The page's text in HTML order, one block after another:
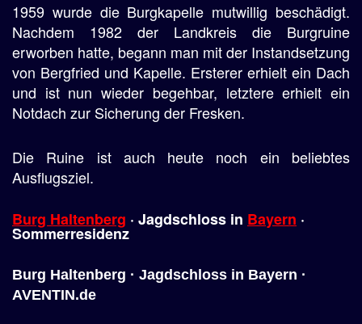
1959 wurde die Burgkapelle mutwillig beschädigt.
Nachdem 1982 der Landkreis die Burgruine
erworben hatte, begann man mit der Instandsetzung
von Bergfried und Kapelle. Ersterer erhielt ein Dach
und ist nun wieder begehbar, letztere erhielt ein
Notdach zur Sicherung der Fresken.
Die Ruine ist auch heute noch ein beliebtes
Ausflugsziel.
Burg Haltenberg · Jagdschloss in Bayern ·
Sommerresidenz
Burg Haltenberg · Jagdschloss in Bayern ·
AVENTIN.de